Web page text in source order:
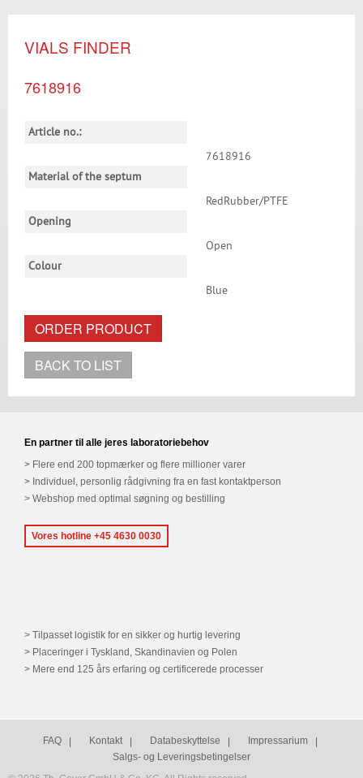
VIALS FINDER
7618916
Article no.:
7618916
Material of the septum
RedRubber/PTFE
Opening
Open
Colour
Blue
ORDER PRODUCT
BACK TO LIST
En partner til alle jeres laboratoriebehov
Flere end 200 topmærker og flere millioner varer
Individuel, personlig rådgivning fra en fast kontaktperson
Webshop med optimal søgning og bestilling
Vores hotline +45 4630 0030
Tilpasset logistik for en sikker og hurtig levering
Placeringer i Tyskland, Skandinavien og Polen
Mere end 125 års erfaring og certificerede processer
FAQ Kontakt Databeskyttelse
Impressarium
Salgs- og Leveringsbetingelser